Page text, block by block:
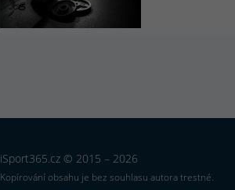
iSport365.cz © 2015 – 2026
Kopírování obsahu je bez souhlasu autora trestné.